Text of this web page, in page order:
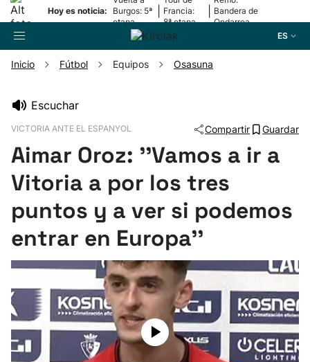
Hoy es noticia:
Burgos: 5ª
etapa
Francia:
8ª etapa
Bandera de
Ondarroa
ES
Pelota
Remo
Ciclismo
Herri-kirolak
Inicio Fútbol Equipos Osasuna
Escuchar
VICTORIA ANTE EL ESPANYOL Compartir Guardar
Aimar Oroz: ''Vamos a ir a
Vitoria a por los tres
puntos y a ver si podemos
entrar en Europa''